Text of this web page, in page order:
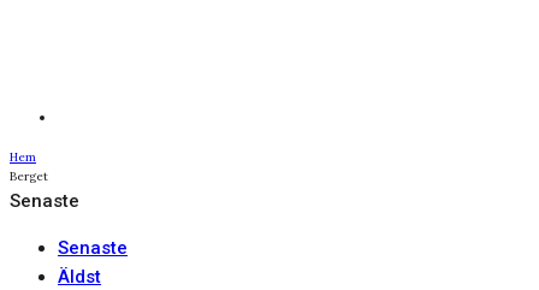
Hem
Berget
Senaste
Senaste
Äldst